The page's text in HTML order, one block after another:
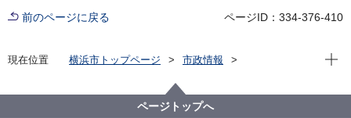
前のページに戻る ページID：334-376-410
現在位置 横浜市トップページ
市政情報
令和８年第２回市会定例会議案等提出一覧
現在
ページトップへ